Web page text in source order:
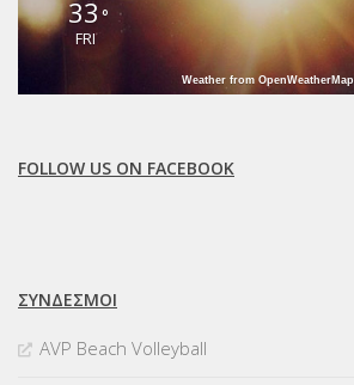
33 °
FRI
Weather from OpenWeatherMap
FOLLOW US ON FACEBOOK
ΣΥΝΔΈΣΜΟΙ
AVP Beach Volleyball